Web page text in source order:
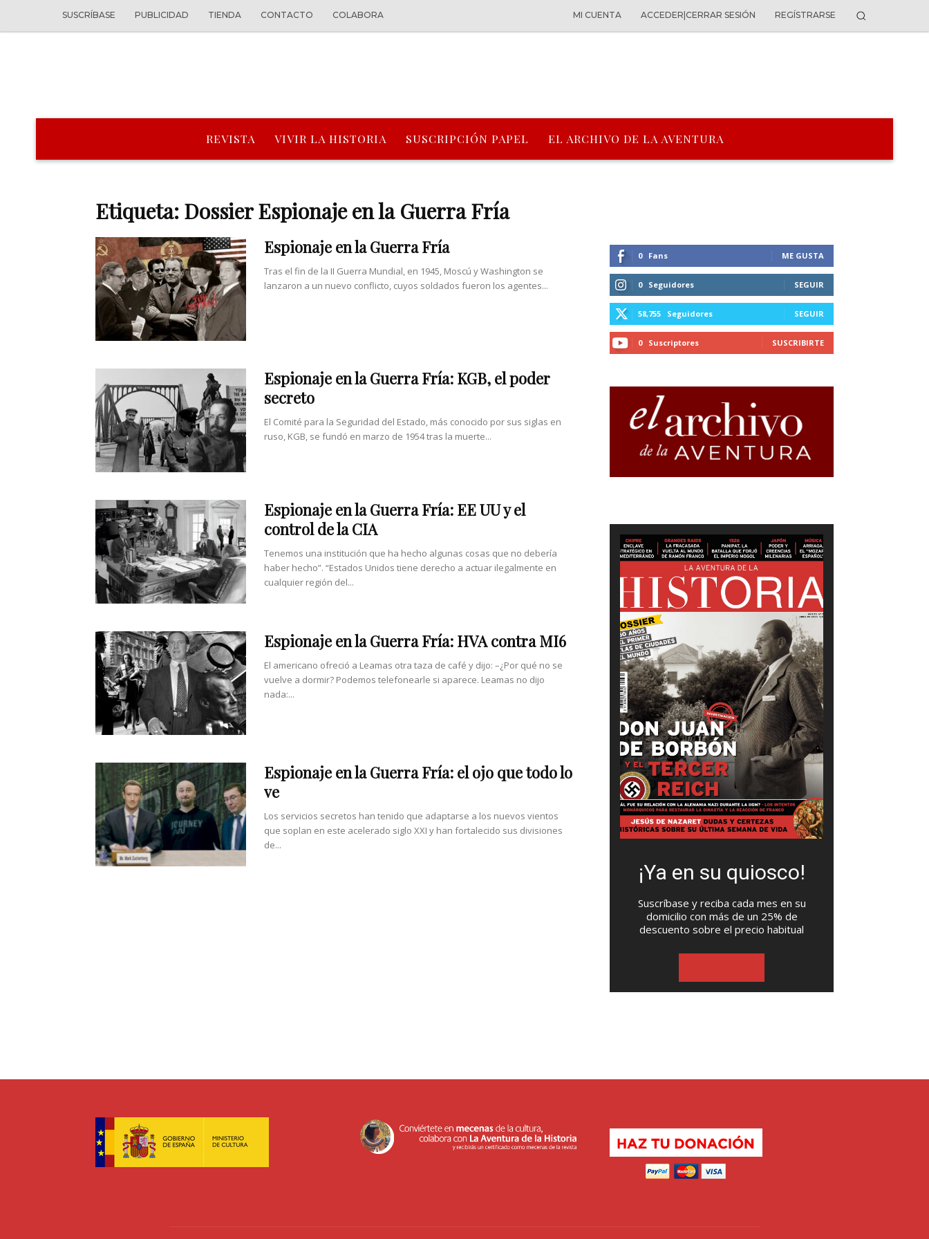
SUSCRÍBASE PUBLICIDAD TIENDA CONTACTO COLABORA MI CUENTA ACCEDER|CERRAR SESIÓN REGÍSTRARSE
REVISTA VIVIR LA HISTORIA SUSCRIPCIÓN PAPEL EL ARCHIVO DE LA AVENTURA
Etiqueta: Dossier Espionaje en la Guerra Fría
Espionaje en la Guerra Fría
Tras el fin de la II Guerra Mundial, en 1945, Moscú y Washington se
lanzaron a un nuevo conflicto, cuyos soldados fueron los agentes...
Espionaje en la Guerra Fría: KGB, el poder
secreto
El Comité para la Seguridad del Estado, más conocido por sus siglas en
ruso, KGB, se fundó en marzo de 1954 tras la muerte...
Espionaje en la Guerra Fría: EE UU y el
control de la CIA
Tenemos una institución que ha hecho algunas cosas que no debería
haber hecho”. “Estados Unidos tiene derecho a actuar ilegalmente en
cualquier región del...
Espionaje en la Guerra Fría: HVA contra MI6
El americano ofreció a Leamas otra taza de café y dijo: –¿Por qué no se
vuelve a dormir? Podemos telefonearle si aparece. Leamas no dijo
nada:...
Espionaje en la Guerra Fría: el ojo que todo lo
ve
Los servicios secretos han tenido que adaptarse a los nuevos vientos
que soplan en este acelerado siglo XXI y han fortalecido sus divisiones
de...
0 Fans ME GUSTA
0 Seguidores SEGUIR
58,755 Seguidores SEGUIR
0 Suscriptores SUSCRIBIRTE
¡Ya en su quiosco!
Suscríbase y reciba cada mes en su
domicilio con más de un 25% de
descuento sobre el precio habitual